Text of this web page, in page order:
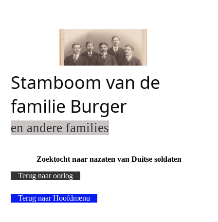
Stamboom van de
familie Burger
en andere families
Zoektocht naar nazaten van Duitse soldaten
Terug naar oorlog
Terug naar Hoofdmenu